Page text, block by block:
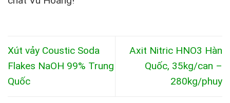
Xút vảy Coustic Soda
Flakes NaOH 99% Trung
Quốc
Axit Nitric HNO3 Hàn
Quốc, 35kg/can –
280kg/phuy